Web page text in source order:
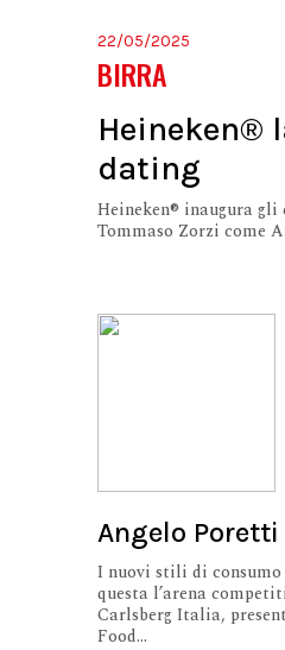
22/05/2025
BIRRA
Heineken®
dating
Heineken® inaugura
Tommaso Zorzi come
Angelo Poretti
I nuovi stili di consumo
questa l’arena
Carlsberg Italia,
Food...